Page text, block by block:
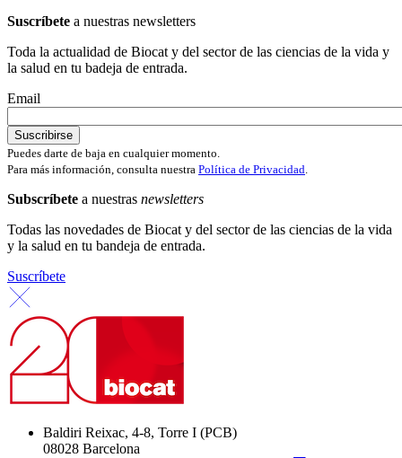
Suscríbete a nuestras newsletters
Toda la actualidad de Biocat y del sector de las ciencias de la vida y
la salud en tu badeja de entrada.
Email
Puedes darte de baja en cualquier momento.
Para más información, consulta nuestra Política de Privacidad.
Subscríbete a nuestras newsletters
Todas las novedades de Biocat y del sector de las ciencias de la vida
y la salud en tu bandeja de entrada.
Suscríbete
Baldiri Reixac, 4-8, Torre I (PCB)
08028 Barcelona